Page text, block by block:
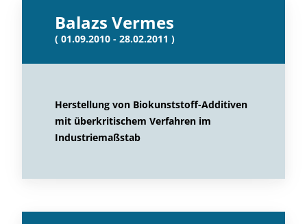
Balazs Vermes
( 01.09.2010 - 28.02.2011 )
Herstellung von Biokunststoff-Additiven
mit überkritischem Verfahren im
Industriemaßstab